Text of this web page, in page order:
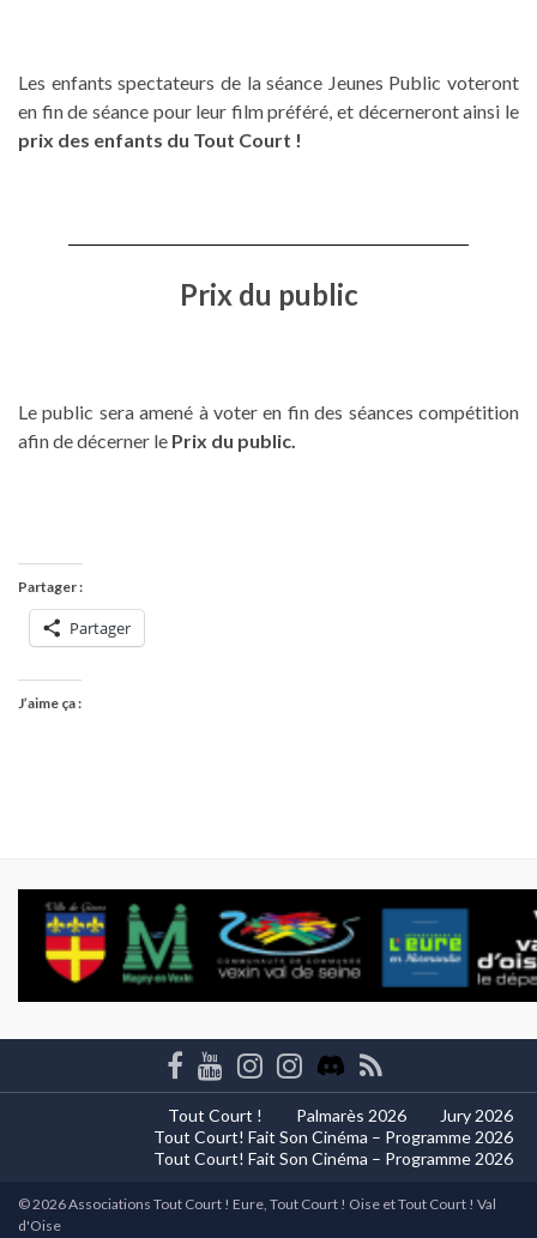
Les enfants spectateurs de la séance Jeunes Public voteront
en fin de séance pour leur film préféré, et décerneront ainsi le
prix des enfants du Tout Court !
Prix du public
Le public sera amené à voter en fin des séances compétition
afin de décerner le Prix du public.
Partager :
Partager
J’aime ça :
Tout Court ! Palmarès 2026
Jury 2026
Tout Court! Fait Son Cinéma – Programme 2026
Tout Court! Fait Son Cinéma – Programme 2026
© 2026 Associations Tout Court ! Eure, Tout Court ! Oise et Tout Court ! Val
d'Oise